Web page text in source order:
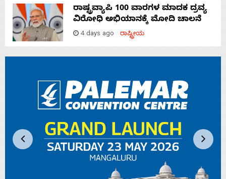
ರಾಷ್ಟ್ರವ್ಯಾಪಿ 100 ವಾರಗಳ ಮಾದಕ ದ್ರವ್ಯ
ವಿರೋಧಿ ಅಭಿಯಾನಕ್ಕೆ ಮೋದಿ ಚಾಲನೆ
4 days ago ರಾಷ್ಟ್ರೀಯ